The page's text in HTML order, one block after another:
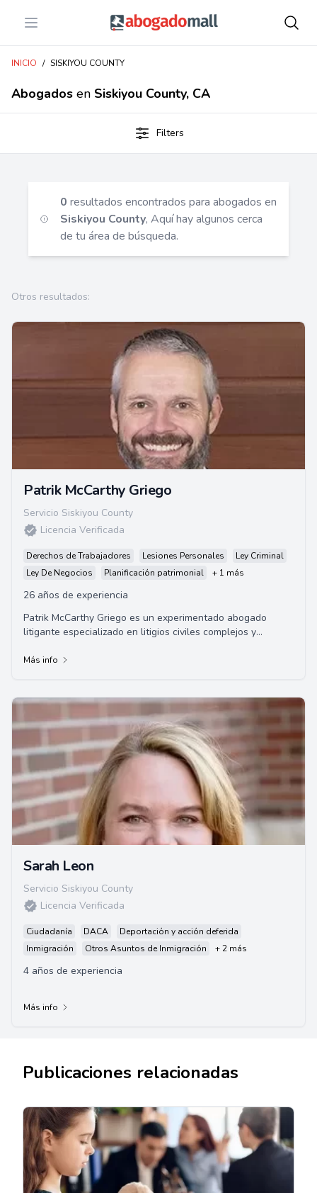
Open menu Abogadomall
INICIO / SISKIYOU COUNTY
Abogados en Siskiyou County, CA
Filters
0 resultados encontrados para abogados en
Siskiyou County, Aquí hay algunos cerca
de tu área de búsqueda.
Otros resultados:
Patrik McCarthy Griego
Servicio Siskiyou County
Licencia Verificada
Derechos de Trabajadores Lesiones Personales
Ley Criminal
Ley De Negocios
Planificación patrimonial + 1 más
26 años de experiencia
Patrik McCarthy Griego es un experimentado abogado
litigante especializado en litigios civiles complejos y
Más info
Sarah Leon
Servicio Siskiyou County
Licencia Verificada
Ciudadanía DACA
Deportación y acción deferida
Inmigración
Otros Asuntos de Inmigración + 2 más
4 años de experiencia
Más info
Publicaciones relacionadas